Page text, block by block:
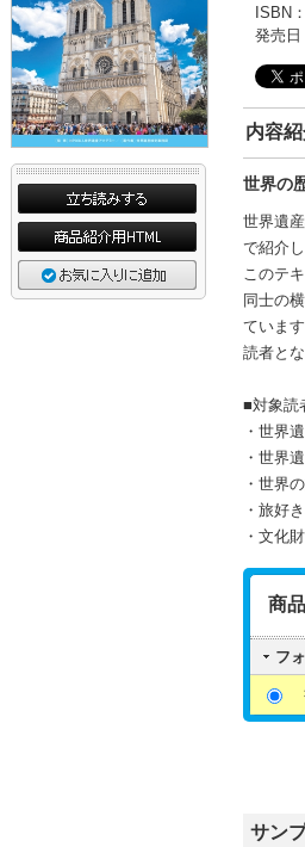
ISBN
発売日
内容
世界の
世界遺
で紹介し
このテ
同士の
ていま
読者とな
■対象読
・世界
・世界
・世界
・旅好
・文化
商
フ
サン